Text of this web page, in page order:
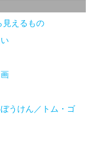
見えるもの
うけん／トム・ゴ